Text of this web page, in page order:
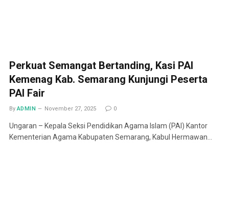
Perkuat Semangat Bertanding, Kasi PAI
Kemenag Kab. Semarang Kunjungi Peserta
PAI Fair
By ADMIN November 27, 2025 0
Ungaran – Kepala Seksi Pendidikan Agama Islam (PAI) Kantor
Kementerian Agama Kabupaten Semarang, Kabul Hermawan…